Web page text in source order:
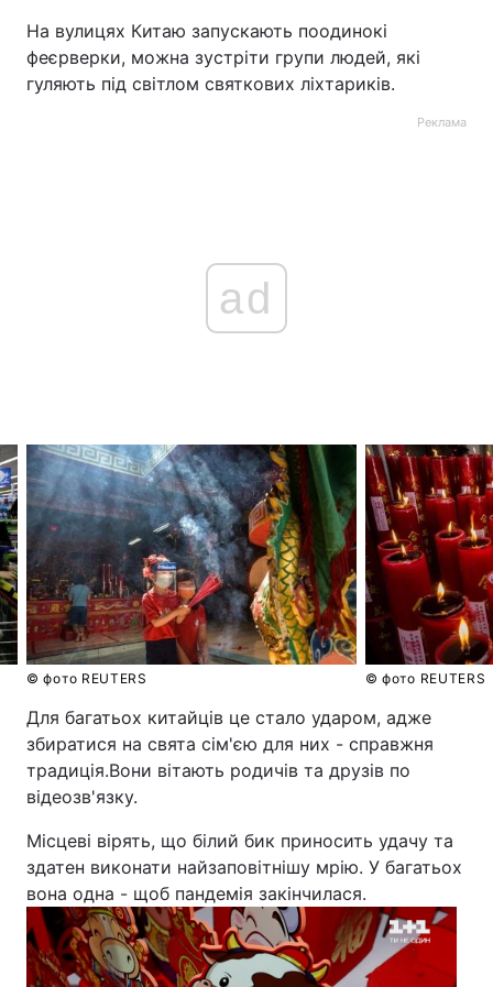
Тема оформлення
На вулицях Китаю запускають поодинокі
феєрверки, можна зустріти групи людей, які
гуляють під світлом святкових ліхтариків.
Реклама
ad
© фото REUTERS © фото REUTERS
Для багатьох китайців це стало ударом, адже
збиратися на свята сім'єю для них - справжня
традиція.Вони вітають родичів та друзів по
відеозв'язку.
Місцеві вірять, що білий бик приносить удачу та
здатен виконати найзаповітнішу мрію. У багатьох
вона одна - щоб пандемія закінчилася.